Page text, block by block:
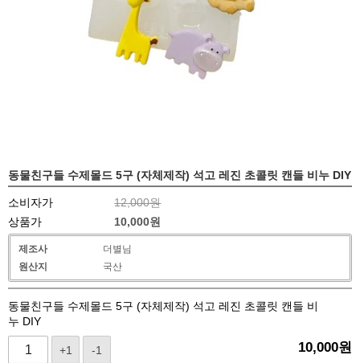
동물친구들 수제몰드 5구 (자체제작) 석고 레진 초콜릿 캔들 비누 DIY
소비자가
12,000원
상품가
10,000원
제조사
더별님
원산지
국산
동물친구들 수제몰드 5구 (자체제작) 석고 레진 초콜릿 캔들 비
누 DIY
+1 -1 10,000원